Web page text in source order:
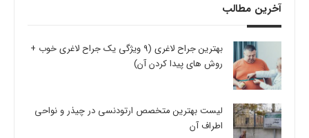
آخرین مطالب
بهترین جراح لاغری (9 ویژگی یک جراح لاغری خوب +
روش های پیدا کردن آن)
لیست بهترین متخصص ارتودنسی در چیذر و نواحی
اطراف آن